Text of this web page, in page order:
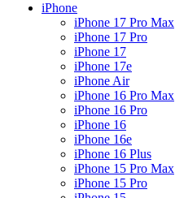
iPhone
iPhone 17 Pro Max
iPhone 17 Pro
iPhone 17
iPhone 17e
iPhone Air
iPhone 16 Pro Max
iPhone 16 Pro
iPhone 16
iPhone 16e
iPhone 16 Plus
iPhone 15 Pro Max
iPhone 15 Pro